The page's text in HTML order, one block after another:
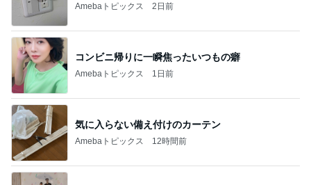
Amebaトピックス 2日前
コンビニ帰りに一瞬焦ったいつもの癖
Amebaトピックス 1日前
気に入らない備え付けのカーテン
Amebaトピックス 12時間前